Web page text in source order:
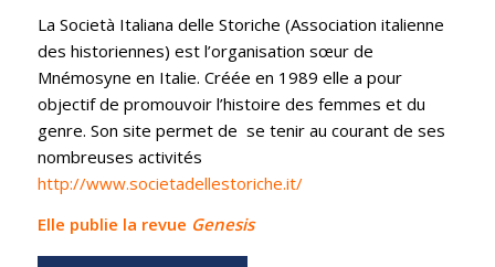
La Società Italiana delle Storiche (Association italienne
des historiennes) est l’organisation sœur de
Mnémosyne en Italie. Créée en 1989 elle a pour
objectif de promouvoir l’histoire des femmes et du
genre. Son site permet de se tenir au courant de ses
nombreuses activités
http://www.societadellestoriche.it/
Elle publie la revue Genesis